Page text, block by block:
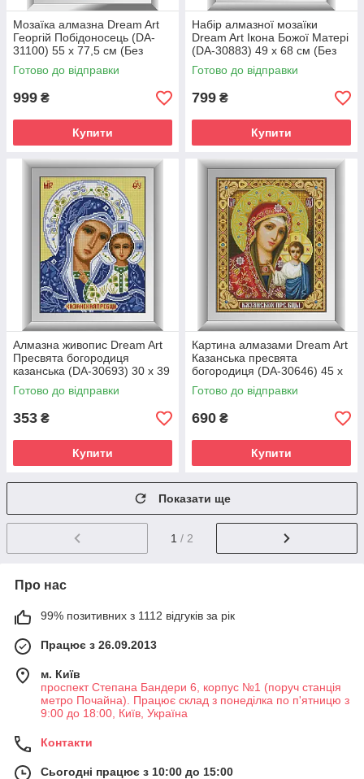
Мозаїка алмазна Dream Art
Георгій Побідоносець (DA-
31100) 55 x 77,5 см (Без
підрамника)
Готово до відправки
999 ₴
Купити
Набір алмазної мозаїки
Dream Art Ікона Божої Матері
(DA-30883) 49 x 68 см (Без
підрамника)
Готово до відправки
799 ₴
Купити
Алмазна живопис Dream Art
Пресвята богородиця
казанська (DA-30693) 30 х 39
см (Без підрамника)
Готово до відправки
353 ₴
Купити
Картина алмазами Dream Art
Казанська пресвята
богородиця (DA-30646) 45 х
55 см (Без підрамника)
Готово до відправки
690 ₴
Купити
Показати ще
1 / 2
Про нас
99% позитивних з 1112 відгуків за рік
Працює з 26.09.2013
м. Київ
проспект Степана Бандери 6, корпус №1 (поруч станція
метро Почайна). Працює склад з понеділка по п'ятницю з
9:00 до 18:00, Київ, Україна
Контакти
Сьогодні працює з 10:00 до 15:00